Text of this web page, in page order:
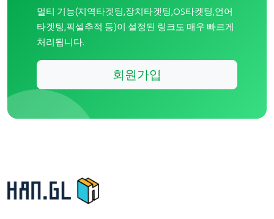
멀티 기능(지역타겟팅,장치타겟팅,OS타켓팅,언어
타겟팅,픽셀추적 등)이 설정된 링크도 매우 빠르게
처리됩니다.
회원가입